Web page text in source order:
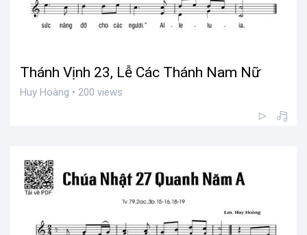
Thánh Vịnh 23, Lễ Các Thánh Nam Nữ
Huy Hoàng • 200 views